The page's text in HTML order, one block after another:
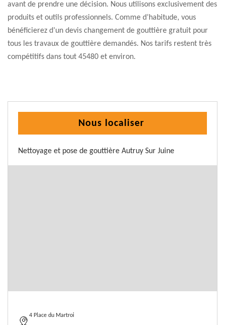
avant de prendre une décision. Nous utilisons exclusivement des
produits et outils professionnels. Comme d’habitude, vous
bénéficierez d’un devis changement de gouttière gratuit pour
tous les travaux de gouttière demandés. Nos tarifs restent très
compétitifs dans tout 45480 et environ.
Nous localiser
Nettoyage et pose de gouttière Autruy Sur Juine
4 Place du Martroi